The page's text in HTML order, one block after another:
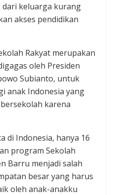
keluarga kurang
akses pendidikan
Rakyat merupakan
oleh Presiden
Subianto, untuk
anak Indonesia yang
karena
di Indonesia, hanya 16
program Sekolah
Barru menjadi salah
besar yang harus
oleh anak-anakku